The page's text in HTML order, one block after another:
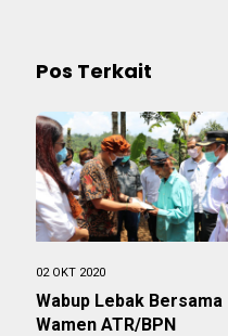
Pos Terkait
02 OKT 2020
Wabup Lebak Bersama
Wamen ATR/BPN